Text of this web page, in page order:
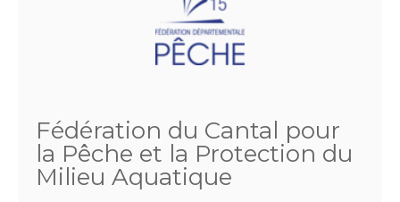
Fédération du Cantal pour
la Pêche et la Protection du
Milieu Aquatique